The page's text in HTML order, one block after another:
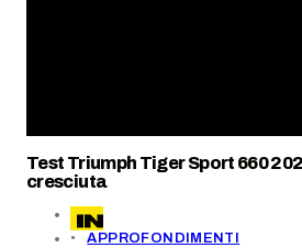
Test Triumph Tiger Sport 660
cresciuta
APPROFONDIMENTI